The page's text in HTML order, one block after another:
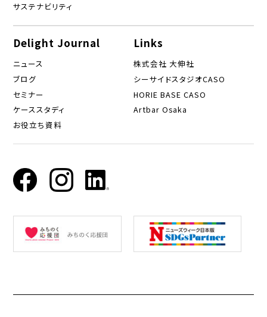
サステナビリティ
Delight Journal
ニュース
ブログ
セミナー
ケーススタディ
お役立ち資料
Links
株式会社 大伸社
シーサイドスタジオCASO
HORIE BASE CASO
Artbar Osaka